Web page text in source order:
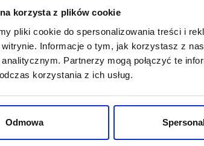
korzysta z plików cookie
pliki cookie do spersonalizowania treści i
Informacje o tym, jak korzystasz z
Partnerzy mogą połączyć te
korzystania z ich usług.
Odmowa
dalej rozwijać markę Columbia Sportswear
w zapewnianie miłośnikom aktywności na
na dalsze poszerzanie naszej obecności i
Columbia Sportswear Marcel Misere,
w misję zarówno naszego centrum, jak i marki
Nowo otwarty sklep, to przestrzeń
produktów, niezależnie od poziomu
nas przyjeżdżają po odzież i akcesoria
się, że dołączył do nas znany na całym
– dodała Katarzyna Ciemińska, Centre